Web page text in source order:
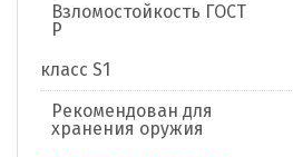
Взломостойкость ГОСТ
Р
класс S1
Рекомендован для
хранения оружия